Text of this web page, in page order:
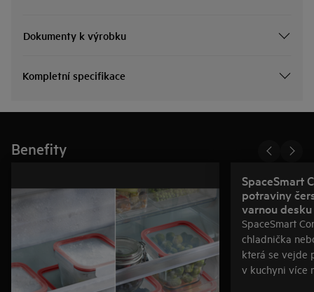
Dokumenty k výrobku
Kompletní specifikace
Benefity
SpaceSmart
potraviny
varnou desku
SpaceSmart
chladnička
která se vejde
v kuchyni více